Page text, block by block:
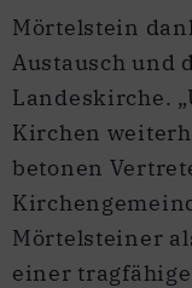
Mörtelstein
Austausch und
Landeskirche.
Kirchen
betonen
Mörtelsteiner
einer